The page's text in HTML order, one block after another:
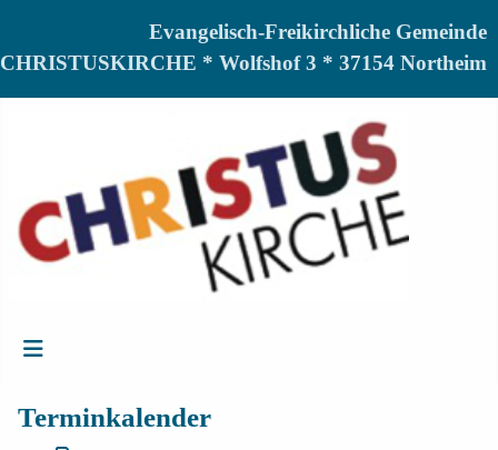
Evangelisch-Freikirchliche Gemeinde
CHRISTUSKIRCHE * Wolfshof 3 * 37154 Northeim
Terminkalender